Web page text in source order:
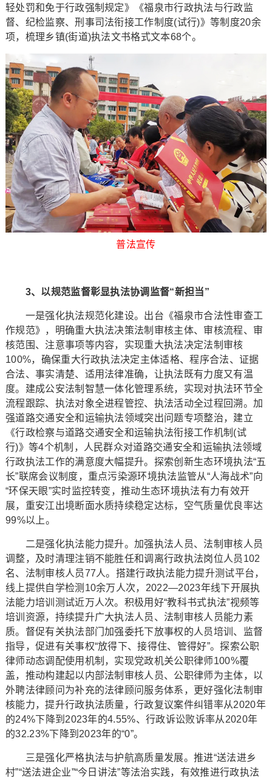
轻处罚和免于行政强制规定》《福泉市行政执法与行政监
督、纪检监察、刑事司法衔接工作制度(试行)》等制度20余
项，梳理乡镇(街道)执法文书格式文本68个。
普法宣传
3、以规范监督彰显执法协调监督“新担当”
一是强化执法规范化建设。出台《福泉市合法性审查工
作规范》，明确重大执法决策法制审核主体、审核流程、审
核范围、注意事项等内容，实现重大执法决定法制审核
100%，确保重大行政执法决定主体适格、程序合法、证据
合法、事实清楚、适用法律准确，让执法既有力度又有温
度。建成公安法制智慧一体化管理系统，实现对执法环节全
流程跟踪、执法对象全进程管控、执法活动全过程回溯。加
强道路交通安全和运输执法领域突出问题专项整治，建立
《行政检察与道路交通安全和运输执法衔接工作机制(试
行)》等4个机制，人民群众对道路交通安全和运输执法领域
行政执法工作的满意度大幅提升。探索创新生态环境执法“五
长”联席会议制度，重点污染源环境执法监管从“人海战术”向
“环保天眼”实时监控转变，推动生态环境执法有力有效开
展，重安江出境断面水质持续稳定达标，空气质量优良率达
99%以上。
二是强化执法能力提升。加强执法人员、法制审核人员
调整，及时清理注销不能胜任和调离行政执法岗位人员102
名、法制审核人员77人。搭建行政执法能力提升测试平台，
线上提供自学检测10余万人次，2022—2023年线下开展执
法能力培训测试近万人次。积极用好“教科书式执法”视频等
培训资源，持续提升广大执法人员、法制审核人员能力素
质。督促有关执法部门加强委托下放事权的人员培训、监督
指导，促进有关事权“放得下、接得住、管得好”。探索公职
律师动态调配使用机制，实现党政机关公职律师100%覆
盖，推动构建起以内部法制审核人员、公职律师为主体，以
外聘法律顾问为补充的法律顾问服务体系，更好强化法制审
核能力，提升行政执法质量，行政复议案件纠错率从2020年
的24%下降到2023年的4.55%、行政诉讼败诉率从2020年
的32.23%下降到2023年的“0”。
三是强化严格执法与护航高质量发展。推进“送法进乡
村”“送法进企业”“今日讲法”等法治实践，有效推进行政执法